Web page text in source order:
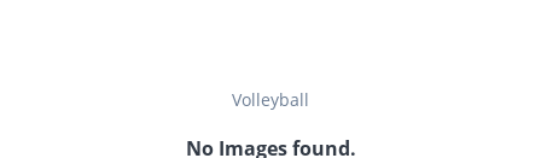
Volleyball
No Images found.